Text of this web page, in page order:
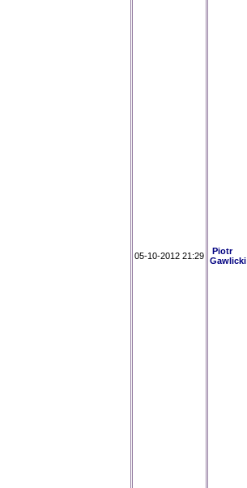
05-10-2012 21:29
Piotr
Gawlicki